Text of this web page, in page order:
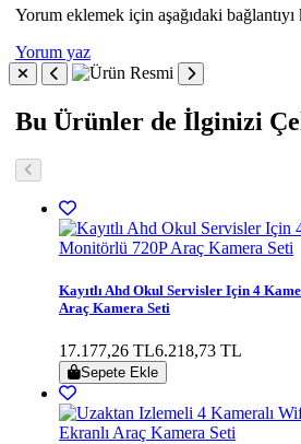
Yorum eklemek için aşağıdaki bağlantıyı
Yorum yaz
Bu Ürünler de İlginizi
Kayıtlı Ahd Okul Servisler Için 4
Araç Kamera Seti
17.177,26 TL6.218,73 TL
Sepete Ekle